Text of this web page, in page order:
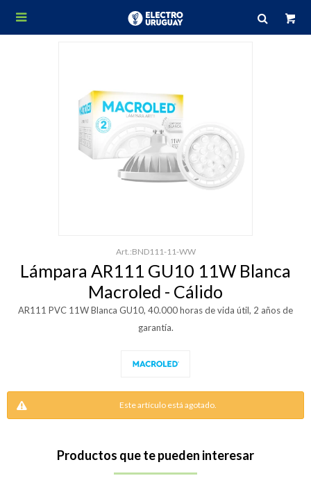

BND111-11-WW
Lámpara AR111 GU10 11W Blanca
Macroled - Cálido
AR111 PVC 11W Blanca GU10, 40.000 horas de vida útil, 2 años de
garantía.
Este artículo está agotado.
Productos que te pueden interesar